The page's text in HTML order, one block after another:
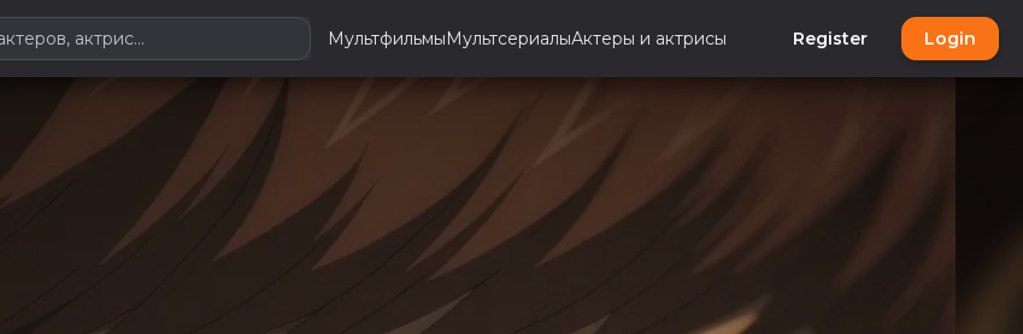
МультфильмыМультсериалыАктеры и актрисы Register Login